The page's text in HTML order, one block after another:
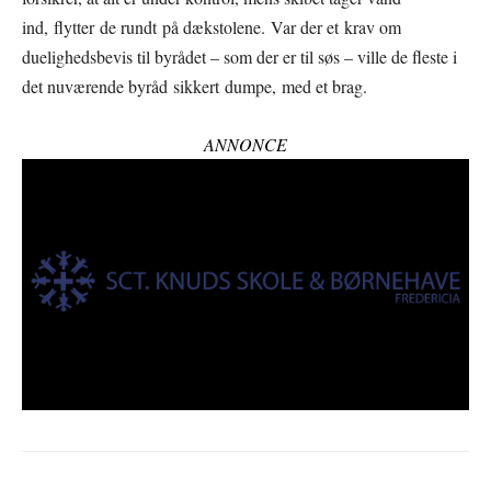
ind, flytter de rundt på dækstolene. Var der et krav om
duelighedsbevis til byrådet – som der er til søs – ville de fleste i
det nuværende byråd sikkert dumpe, med et brag.
ANNONCE